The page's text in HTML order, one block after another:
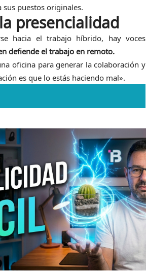
puestos originales.
presencialidad
hacia el trabajo híbrido, hay voces
defiende el trabajo en remoto.
oficina para generar la colaboración y
es que lo estás haciendo mal».